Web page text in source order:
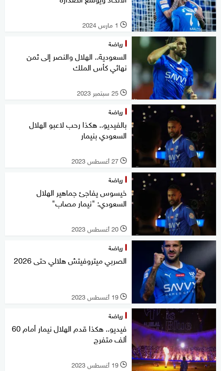
l 1 مارس 2024
رياضة
السعودية.. الهلال والنصر إلى ثمن
نهائي كأس الملك
l 25 سبتمبر 2023
رياضة
بالفيديو.. هكذا رحب لاعبو الهلال
السعودي بنيمار
l 27 أغسطس 2023
رياضة
خيسوس يفاجئ جماهير الهلال
السعودي: "نيمار مصاب"
l 20 أغسطس 2023
رياضة
الصربي ميتروفيتش هلالي حتى 2026
l 19 أغسطس 2023
رياضة
فيديو.. هكذا قدم الهلال نيمار أمام 60
ألف متفرج
l 19 أغسطس 2023